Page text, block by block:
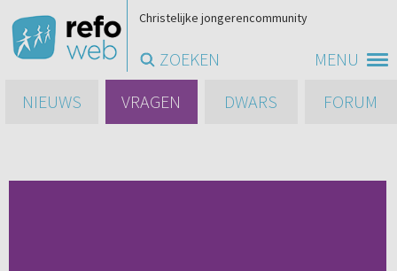
MENU
Christelijke jongerencommunity
ZOEKEN
NIEUWS
VRAGEN DWARS FORUM